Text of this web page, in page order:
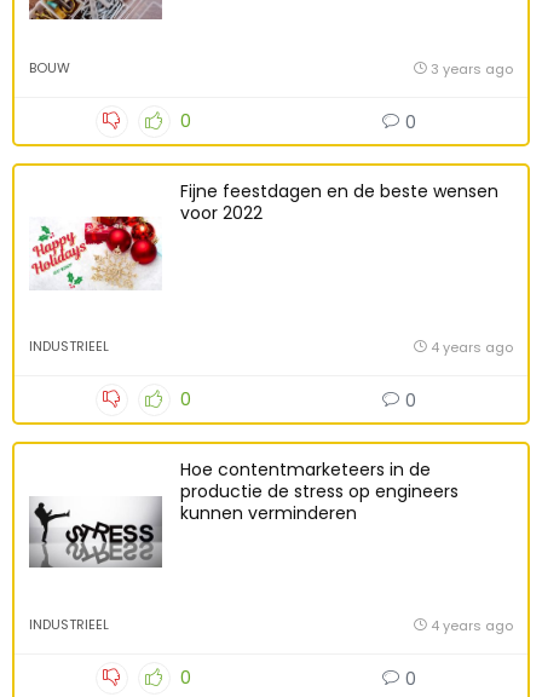
BOUW 3 years ago
0 0
Fijne feestdagen en de beste wensen
voor 2022
INDUSTRIEEL 4 years ago
0 0
Hoe contentmarketeers in de
productie de stress op engineers
kunnen verminderen
INDUSTRIEEL 4 years ago
0 0